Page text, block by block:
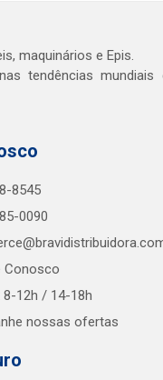
maquinários e Epis.
tendências mundiais
8545
0090
Conosco
8-12h / 14-18h
nossas ofertas